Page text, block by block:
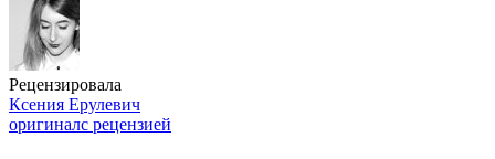
Рецензировала
Ксения Ерулевич
оригиналс рецензией